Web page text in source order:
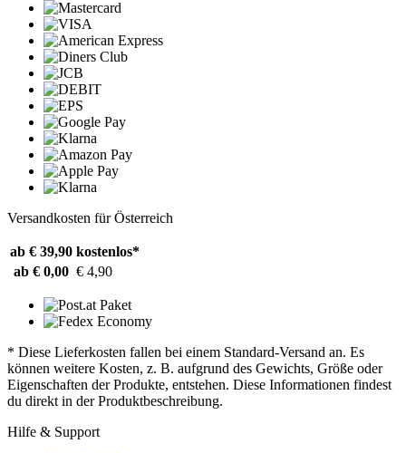
Versandkosten für Österreich
ab € 39,90 kostenlos*
ab € 0,00 € 4,90
* Diese Lieferkosten fallen bei einem Standard-Versand an. Es
können weitere Kosten, z. B. aufgrund des Gewichts, Größe oder
Eigenschaften der Produkte, entstehen. Diese Informationen findest
du direkt in der Produktbeschreibung.
Hilfe & Support